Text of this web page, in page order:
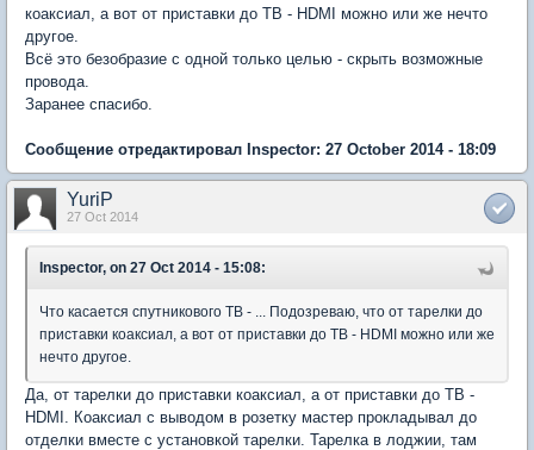
коаксиал, а вот от приставки до ТВ - HDMI можно или же нечто
другое.
Всё это безобразие с одной только целью - скрыть возможные
провода.
Заранее спасибо.
Сообщение отредактировал Inspector: 27 October 2014 - 18:09
YuriP
27 Oct 2014
Inspector, on 27 Oct 2014 - 15:08:
Что касается спутникового ТВ - ... Подозреваю, что от тарелки до
приставки коаксиал, а вот от приставки до ТВ - HDMI можно или же
нечто другое.
Да, от тарелки до приставки коаксиал, а от приставки до ТВ -
HDMI. Коаксиал с выводом в розетку мастер прокладывал до
отделки вместе с установкой тарелки. Тарелка в лоджии, там